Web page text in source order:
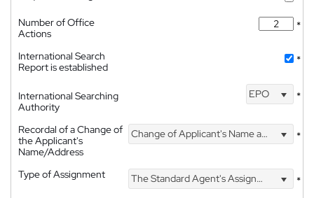
Number of Office
Actions
*
International Search
Report is established
*
International Searching
Authority
EPO *
Recordal of a Change of
the Applicant's
Name/Address
Change of Applicant's Name and Address *
Type of Assignment The Standard Agent's Assignment
*